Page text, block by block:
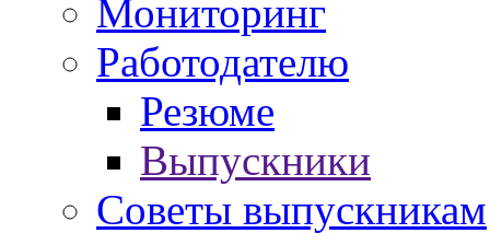
Мониторинг
Работодателю
Резюме
Выпускники
Советы выпускникам